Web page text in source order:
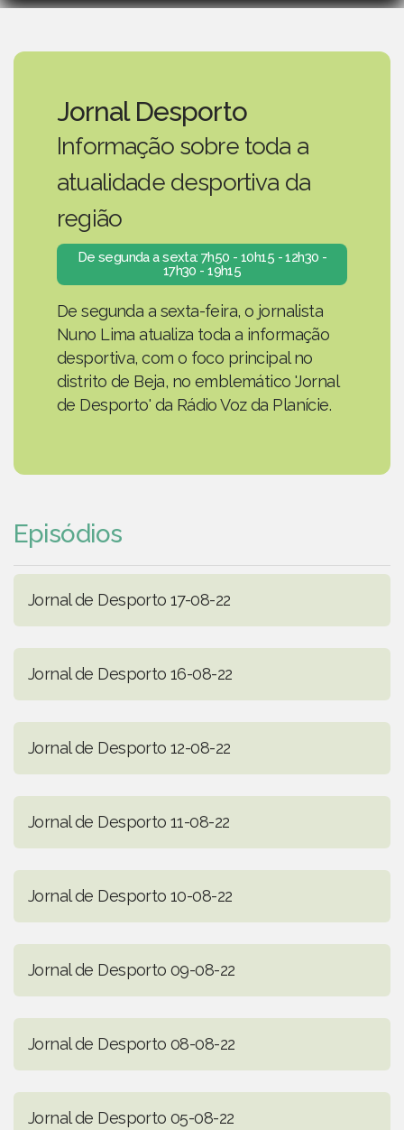
Jornal Desporto
Informação sobre toda a
atualidade desportiva da
região
De segunda a sexta: 7h50 - 10h15 - 12h30 -
17h30 - 19h15
De segunda a sexta-feira, o jornalista
Nuno Lima atualiza toda a informação
desportiva, com o foco principal no
distrito de Beja, no emblemático 'Jornal
de Desporto' da Rádio Voz da Planície.
Episódios
Jornal de Desporto 17-08-22
Jornal de Desporto 16-08-22
Jornal de Desporto 12-08-22
Jornal de Desporto 11-08-22
Jornal de Desporto 10-08-22
Jornal de Desporto 09-08-22
Jornal de Desporto 08-08-22
Jornal de Desporto 05-08-22